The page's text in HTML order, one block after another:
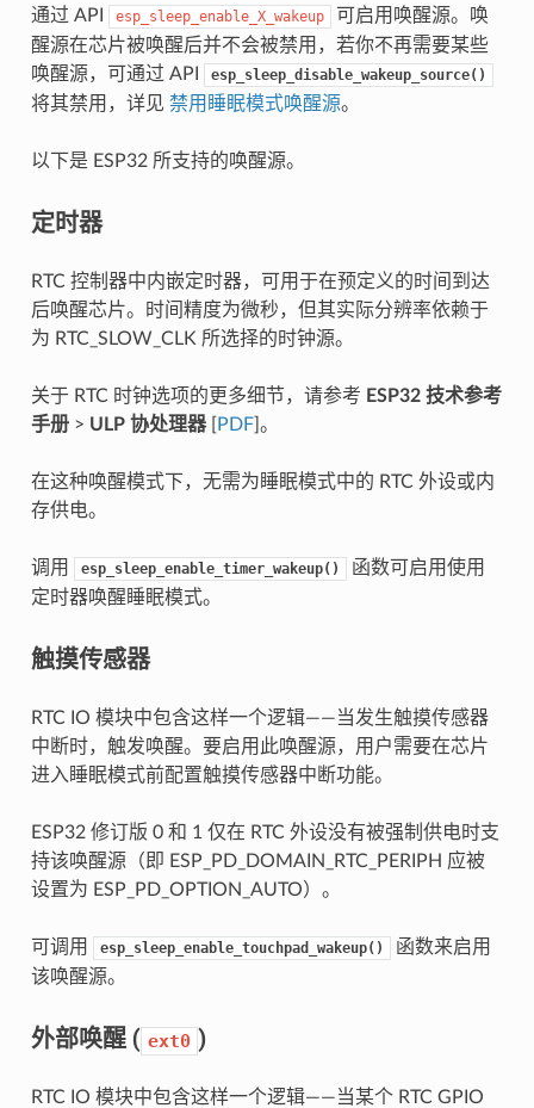
通过 API esp_sleep_enable_X_wakeup
可启用唤醒源。唤
醒源在芯片被唤醒后并不会被禁用，若你不再需要某些
唤醒源，可通过 API
esp_sleep_disable_wakeup_source()
将其禁用，详见 禁用睡眠模式唤醒源。
以下是 ESP32 所支持的唤醒源。
定时器
RTC 控制器中内嵌定时器，可用于在预定义的时间到达
后唤醒芯片。时间精度为微秒，但其实际分辨率依赖于
为 RTC_SLOW_CLK 所选择的时钟源。
关于 RTC 时钟选项的更多细节，请参考 ESP32 技术参考
手册> ULP 协处理器[ PDF]。
在这种唤醒模式下，无需为睡眠模式中的 RTC 外设或内
存供电。
调用 esp_sleep_enable_timer_wakeup()
函数可启用使用
定时器唤醒睡眠模式。
触摸传感器
RTC IO 模块中包含这样一个逻辑——当发生触摸传感器
中断时，触发唤醒。要启用此唤醒源，用户需要在芯片
进入睡眠模式前配置触摸传感器中断功能。
ESP32 修订版 0 和 1 仅在 RTC 外设没有被强制供电时支
持该唤醒源（即 ESP_PD_DOMAIN_RTC_PERIPH 应被
设置为 ESP_PD_OPTION_AUTO）。
可调用 esp_sleep_enable_touchpad_wakeup()
函数来启用
该唤醒源。
外部唤醒 ( ext0 )
RTC IO 模块中包含这样一个逻辑——当某个 RTC GPIO